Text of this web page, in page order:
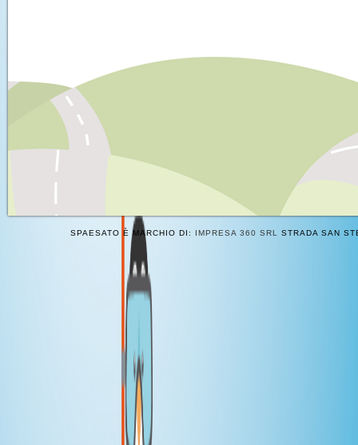
SPAESATO È MARCHIO DI: IMPRESA 360 SRL STRADA SAN